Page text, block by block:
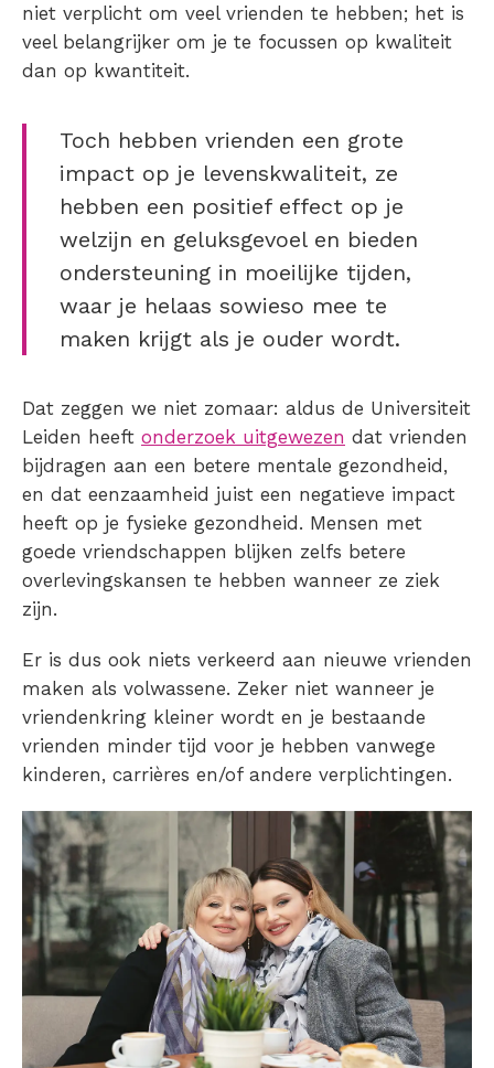
niet verplicht om veel vrienden te hebben; het is
veel belangrijker om je te focussen op kwaliteit
dan op kwantiteit.
Toch hebben vrienden een grote
impact op je levenskwaliteit, ze
hebben een positief effect op je
welzijn en geluksgevoel en bieden
ondersteuning in moeilijke tijden,
waar je helaas sowieso mee te
maken krijgt als je ouder wordt.
Dat zeggen we niet zomaar: aldus de Universiteit
Leiden heeft onderzoek uitgewezen dat vrienden
bijdragen aan een betere mentale gezondheid,
en dat eenzaamheid juist een negatieve impact
heeft op je fysieke gezondheid. Mensen met
goede vriendschappen blijken zelfs betere
overlevingskansen te hebben wanneer ze ziek
zijn.
Er is dus ook niets verkeerd aan nieuwe vrienden
maken als volwassene. Zeker niet wanneer je
vriendenkring kleiner wordt en je bestaande
vrienden minder tijd voor je hebben vanwege
kinderen, carrières en/of andere verplichtingen.